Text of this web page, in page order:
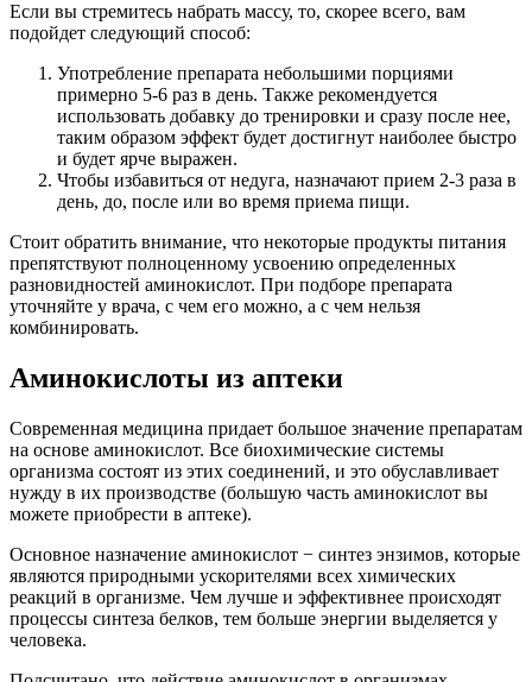
Если вы стремитесь набрать массу, то, скорее всего, вам
подойдет следующий способ:
Употребление препарата небольшими порциями
примерно 5-6 раз в день. Также рекомендуется
использовать добавку до тренировки и сразу после нее,
таким образом эффект будет достигнут наиболее быстро
и будет ярче выражен.
Чтобы избавиться от недуга, назначают прием 2-3 раза в
день, до, после или во время приема пищи.
Стоит обратить внимание, что некоторые продукты питания
препятствуют полноценному усвоению определенных
разновидностей аминокислот. При подборе препарата
уточняйте у врача, с чем его можно, а с чем нельзя
комбинировать.
Аминокислоты из аптеки
Современная медицина придает большое значение препаратам
на основе аминокислот. Все биохимические системы
организма состоят из этих соединений, и это обуславливает
нужду в их производстве (большую часть аминокислот вы
можете приобрести в аптеке).
Основное назначение аминокислот − синтез энзимов, которые
являются природными ускорителями всех химических
реакций в организме. Чем лучше и эффективнее происходят
процессы синтеза белков, тем больше энергии выделяется у
человека.